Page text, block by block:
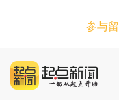
参与